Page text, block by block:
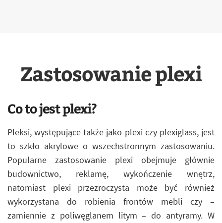
Zastosowanie plexi
Co to jest plexi?
Pleksi, występujące także jako plexi czy plexiglass, jest
to szkło akrylowe o wszechstronnym zastosowaniu.
Popularne zastosowanie plexi obejmuje głównie
budownictwo, reklamę, wykończenie wnętrz,
natomiast plexi przezroczysta może być również
wykorzystana do robienia frontów mebli czy –
zamiennie z poliwęglanem litym – do antyramy. W